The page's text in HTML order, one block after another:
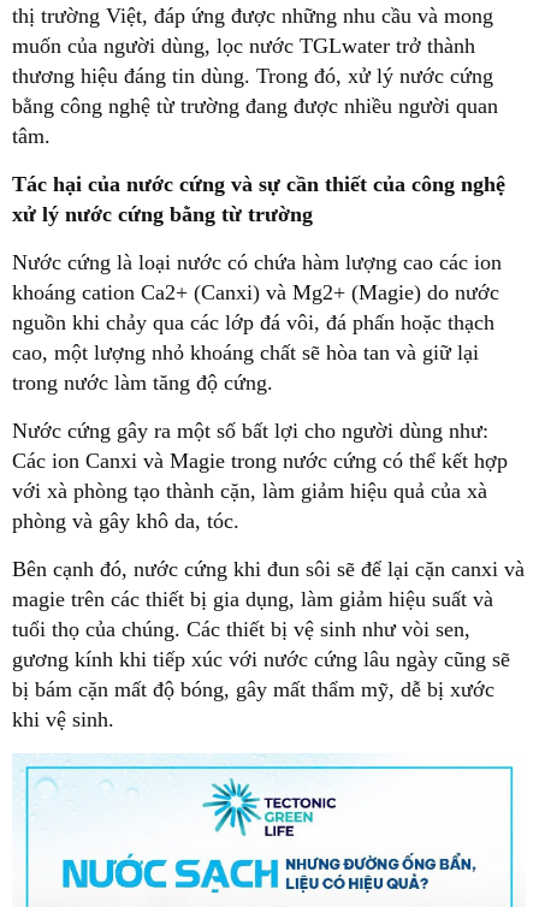
thị trường Việt, đáp ứng được những nhu cầu và mong
muốn của người dùng, lọc nước TGLwater trở thành
thương hiệu đáng tin dùng. Trong đó, xử lý nước cứng
bằng công nghệ từ trường đang được nhiều người quan
tâm.
Tác hại của nước cứng và sự cần thiết của công nghệ
xử lý nước cứng bằng từ trường
Nước cứng là loại nước có chứa hàm lượng cao các ion
khoáng cation Ca2+ (Canxi) và Mg2+ (Magie) do nước
nguồn khi chảy qua các lớp đá vôi, đá phấn hoặc thạch
cao, một lượng nhỏ khoáng chất sẽ hòa tan và giữ lại
trong nước làm tăng độ cứng.
Nước cứng gây ra một số bất lợi cho người dùng như:
Các ion Canxi và Magie trong nước cứng có thể kết hợp
với xà phòng tạo thành cặn, làm giảm hiệu quả của xà
phòng và gây khô da, tóc.
Bên cạnh đó, nước cứng khi đun sôi sẽ để lại cặn canxi và
magie trên các thiết bị gia dụng, làm giảm hiệu suất và
tuổi thọ của chúng. Các thiết bị vệ sinh như vòi sen,
gương kính khi tiếp xúc với nước cứng lâu ngày cũng sẽ
bị bám cặn mất độ bóng, gây mất thẩm mỹ, dễ bị xước
khi vệ sinh.